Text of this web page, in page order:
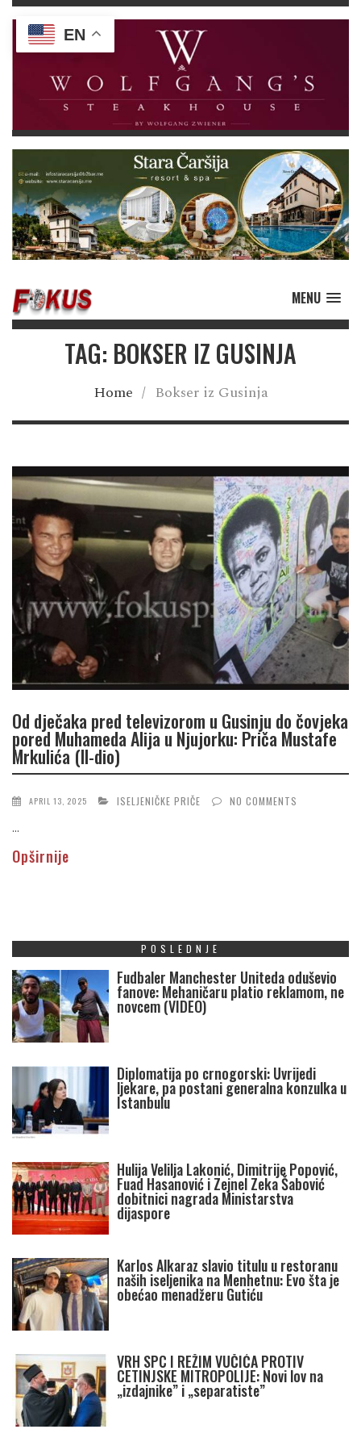
MENU
TAG: BOKSER IZ GUSINJA
Home / Bokser iz Gusinja
Od dječaka pred televizorom u Gusinju do čovjeka
pored Muhameda Alija u Njujorku: Priča Mustafe
Mrkulića (II-dio)
APRIL 13, 2025 ISELJENIČKE PRIČE NO COMMENTS
...
Opširnije
POSLEDNJE
Fudbaler Manchester Uniteda oduševio
fanove: Mehaničaru platio reklamom, ne
novcem (VIDEO)
Diplomatija po crnogorski: Uvrijedi
ljekare, pa postani generalna konzulka u
Istanbulu
Hulija Velilja Lakonić, Dimitrije Popović,
Fuad Hasanović i Zejnel Zeka Šabović
dobitnici nagrada Ministarstva
dijaspore
Karlos Alkaraz slavio titulu u restoranu
naših iseljenika na Menhetnu: Evo šta je
obećao menadžeru Gutiću
VRH SPC I REŽIM VUČIĆA PROTIV
CETINJSKE MITROPOLIJE: Novi lov na
„izdajnike” i „separatiste”
EN